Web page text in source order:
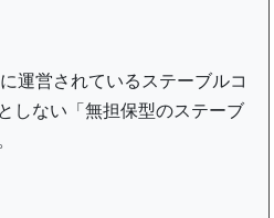
運営されているステーブルコ
しない「無担保型のステーブ